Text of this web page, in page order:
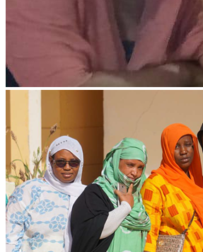
Ressources & Publications
Téléchargez nos